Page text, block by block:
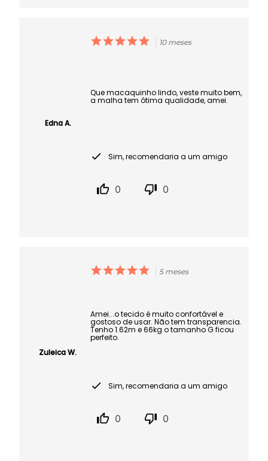
Edna A.
10 meses
Que macaquinho lindo, veste muito bem,
a malha tem ótima qualidade, amei.
Sim, recomendaria a um amigo
0 0
Zuleica W.
5 meses
Amei...o tecido é muito confortável e
gostoso de usar. Não tem transparencia.
Tenho 1.62m e 66kg o tamanho G ficou
perfeito.
Sim, recomendaria a um amigo
0 0